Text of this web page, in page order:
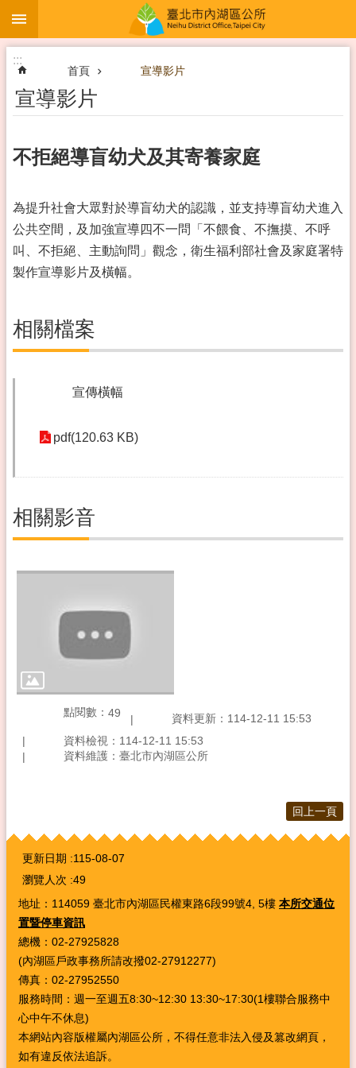
跳到主要內容區塊
:::
首頁 宣導影片
宣導影片
不拒絕導盲幼犬及其寄養家庭
為提升社會大眾對於導盲幼犬的認識，並支持導盲幼犬進入
公共空間，及加強宣導四不一問「不餵食、不撫摸、不呼
叫、不拒絕、主動詢問」觀念，衛生福利部社會及家庭署特
製作宣導影片及橫幅。
相關檔案
宣傳橫幅
pdf(120.63 KB)
相關影音
點閱數： 49
資料更新：114-12-11 15:53
資料檢視：114-12-11 15:53
資料維護：臺北市內湖區公所
回上一頁
:::
更新日期
115-08-07
瀏覽人次 49
地址：114059 臺北市內湖區民權東路6段99號4, 5樓 本所交通位
置暨停車資訊
總機：02-27925828
(內湖區戶政事務所請改撥02-27912277)
傳真：02-27952550
服務時間：週一至週五8:30~12:30 13:30~17:30(1樓聯合服務中
心中午不休息)
本網站內容版權屬內湖區公所，不得任意非法入侵及篡改網頁，
如有違反依法追訴。